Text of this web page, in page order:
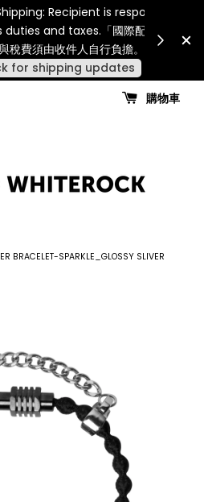
送。 如遇假日、天災或其
排可能調整，敬請見諒
配最新公告
for all
國
購物車
BRACELET-SPARKLE_GLOSSY SLIVER